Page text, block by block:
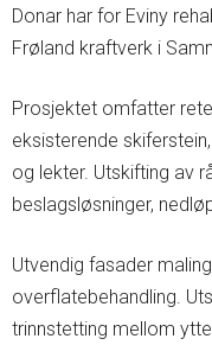
Donar har for Eviny
Frøland kraftverk i
Prosjektet omfatter
eksisterende
og lekter. Utskifting av
beslagsløsninger,
Utvendig fasader
overflatebehandling.
trinnstetting mellom